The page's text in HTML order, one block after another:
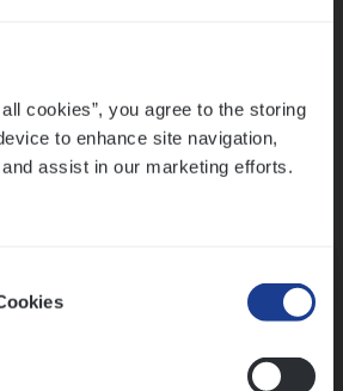
cookies”, you agree to the storing
to enhance site navigation,
assist in our marketing efforts.